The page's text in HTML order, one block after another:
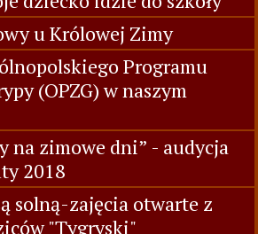
u Królowej Zimy
Programu
(OPZG) w naszym
na zimowe dni” - audycja
2018
solną-zajęcia otwarte z
"Tygryski"